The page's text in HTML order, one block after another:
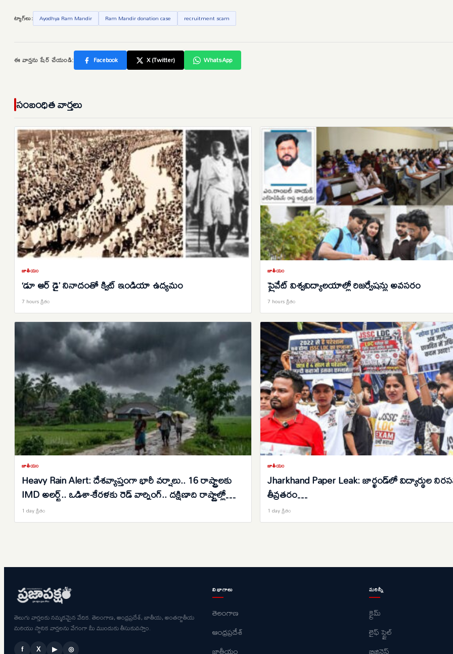
ట్యాగ్‌లు: Ayodhya Ram Mandir Ram Mandir donation case recruitment scam
ఈ వార్తను షేర్ చేయండి: Facebook X (Twitter) WhatsApp
సంబంధిత వార్తలు
జాతీయం
‘డూ ఆర్‌ డై’ నినాదంతో క్విట్‌ ఇండియా ఉద్యమం
7 hours క్రితం
జాతీయం
ప్రైవేట్‌ విశ్వవిద్యాలయాల్లో రిజర్వేషన్లు అవసరం
7 hours క్రితం
జాతీయం
Heavy Rain Alert: దేశవ్యాప్తంగా భారీ వర్షాలు.. 16 రాష్ట్రాలకు
IMD అలర్ట్.. ఒడిశా-కేరళకు రెడ్ వార్నింగ్.. దక్షిణాది రాష్ట్రాల్లో
ఉరుములతో కూడిన వానలు..
1 day క్రితం
జాతీయం
Jharkhand Paper Leak: జార్ఖండ్‌లో విద్యార్థుల
తీవ్రతరం…
1 day క్రితం
తెలుగు వార్తలకు నమ్మకమైన వేదిక. తెలంగాణ, ఆంధ్రప్రదేశ్, జాతీయ, అంతర్జాతీయ
మరియు స్థానిక వార్తలను వేగంగా మీ ముందుకు తీసుకువస్తాం.
f X ▶ ◎
విభాగాలు
తెలంగాణ
ఆంధ్రప్రదేశ్
మరిన్నీ
క్రైమ్
లైఫ్ స్టైల్